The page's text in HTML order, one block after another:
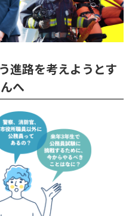
進路を考えようとす
へ